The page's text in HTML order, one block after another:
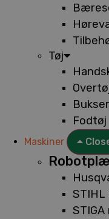
Tøj
Bukser
Fodtøj
Maskiner
STIHL